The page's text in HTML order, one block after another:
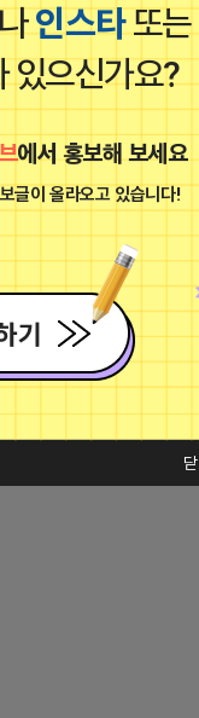
인스타또는
있으신가요?
에서 홍보해 보세요
글이 올라오고 있습니다!
오신분들 ♥ 부탁드려요.
사 / 커뮤니티 / 클랜 / 방송 / 상
버 필요하신분은 아래 링크로
티, 상업용 , 방송용 , 클랜 서버
서버제작링크]